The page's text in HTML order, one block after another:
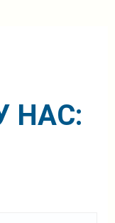
НАС: